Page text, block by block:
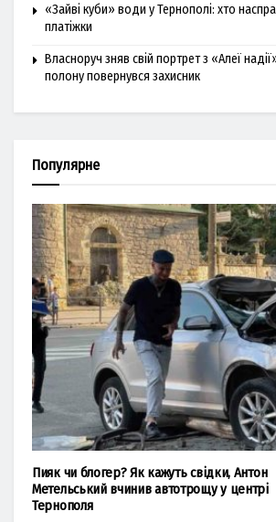
«Зайві куби» води у Тернополі: хто
платіжки
Власноруч зняв свій портрет з «Алеї
полону повернувся захисник
Популярне
Пияк чи блогер? Як кажуть свідки, Антон
Метельський вчинив автотрощу у центрі
Тернополя